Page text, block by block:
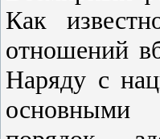
Как
отношений
Наряду с
основными